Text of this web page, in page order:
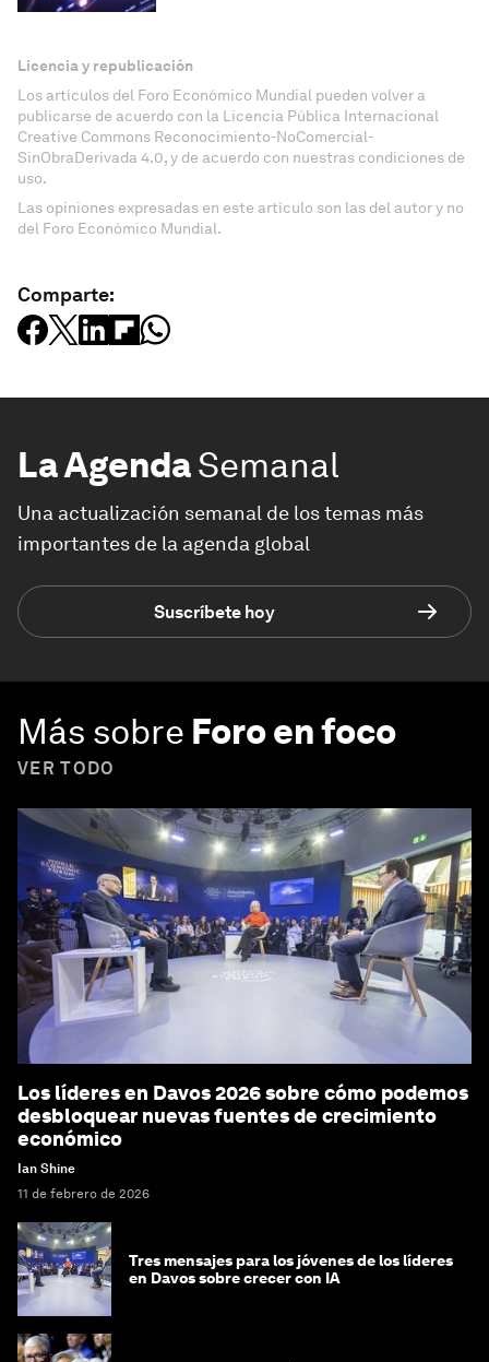
Licencia y republicación
Los artículos del Foro Económico Mundial pueden volver a
publicarse de acuerdo con la Licencia Pública Internacional
Creative Commons Reconocimiento-NoComercial-
SinObraDerivada 4.0, y de acuerdo con nuestras condiciones de
uso.
Las opiniones expresadas en este artículo son las del autor y no
del Foro Económico Mundial.
Comparte:
La AgendaSemanal
Una actualización semanal de los temas más
importantes de la agenda global
Suscríbete hoy
Más sobre Foro en foco
VER TODO
Los líderes en Davos 2026 sobre cómo podemos
desbloquear nuevas fuentes de crecimiento
económico
Ian Shine
11 de febrero de 2026
Tres mensajes para los jóvenes de los líderes
en Davos sobre crecer con IA